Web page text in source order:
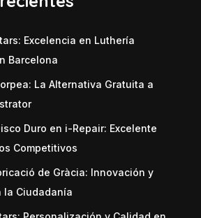
Excelencia en Luthería
Barcelona
La Alternativa Gratuita a
Duro en i-Repair: Excelente
Competitivos
de Gràcia: Innovación y
la Ciudadanía